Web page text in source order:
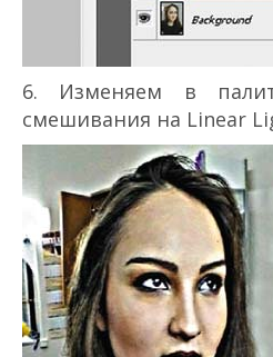
6. Изменяем в
смешивания на Linear